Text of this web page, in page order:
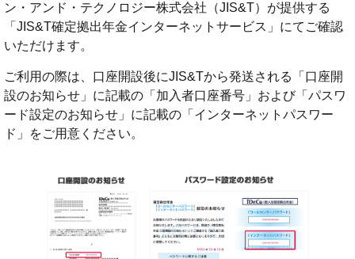
ン・アンド・テクノロジー株式会社（JIS&T）が提供する
「JIS&T確定拠出年金インターネットサービス」にてご確認
いただけます。
ご利用の際は、口座開設後にJIS&Tから発送される「口座開
設のお知らせ」に記載の「加入者口座番号」および「パスワ
ード設定のお知らせ」に記載の「インターネットパスワー
ド」をご用意ください。